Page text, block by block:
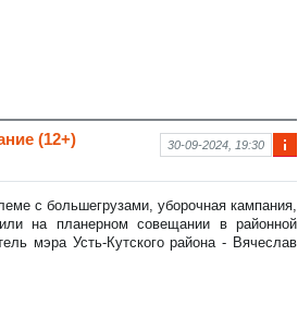
фо
аци
я к
нов
30-09-2024, 19:30
(12+)
с большегрузами, уборочная кампания,
на планерном совещании в районной
мэра Усть-Кутского района - Вячеслав